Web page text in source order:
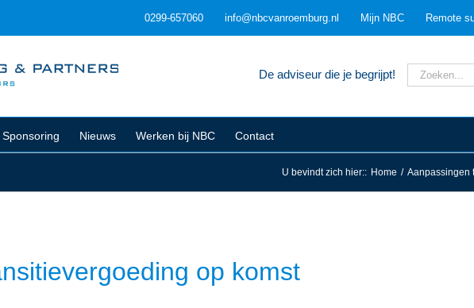
0299-657060 info@nbcvanroemburg.nl Mijn NBC Remote
De adviseur die je begrijpt!
Zoeken
naar:
Sponsoring Nieuws Werken bij NBC Contact
U bevindt zich hier:: Home / Aanpassingen
op komst